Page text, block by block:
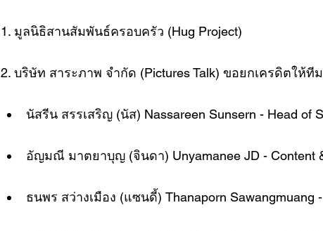
1. มูลนิธิสานสัมพันธ์ครอบครัว (Hug Project)
2. บริษัท สาระภาพ จำกัด (Pictures Talk) ขอยกเครดิตให้ที
นัสรีน สรรเสริญ (นัส) Nassareen Sunsern - Head of
อัญมณี มาตยาบุญ (จินดา) Unyamanee JD - Content
ธนพร สว่างเมือง (แซนดี้) Thanaporn Sawangmuang